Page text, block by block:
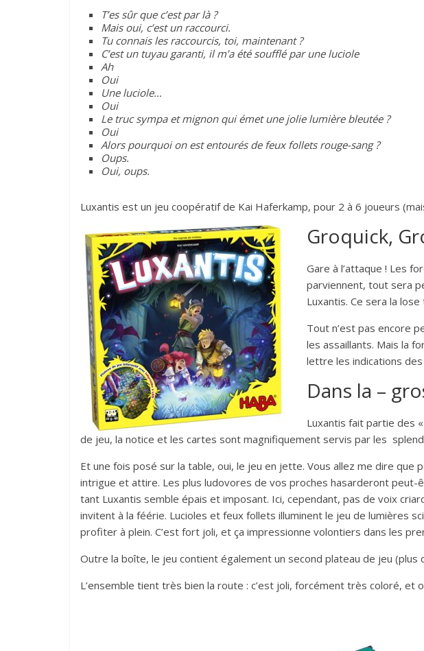
T’es sûr que c’est par là ?
Mais oui, c’est un raccourci.
Tu connais les raccourcis, toi, maintenant ?
C’est un tuyau garanti, il m’a été soufflé par une luciole
Ah
Oui
Une luciole…
Oui
Le truc sympa et mignon qui émet une jolie lumière bleutée ?
Oui
Alors pourquoi on est entourés de feux follets rouge-sang ?
Oups.
Oui, oups.
Luxantis est un jeu coopératif de Kai Haferkamp, pour 2 à 6 joueurs
Groquick,
Gare à l’attaque ! Les
parviennent, tout sera
Luxantis. Ce sera la
Tout n’est pas encore
les assaillants. Mais la
lettre les indications
Dans la –
Luxantis fait partie des
de jeu, la notice et les cartes sont magnifiquement servis par les
Et une fois posé sur la table, oui, le jeu en jette. Vous allez me dire que
intrigue et attire. Les plus ludovores de vos proches hasarderont peut-
tant Luxantis semble épais et imposant. Ici, cependant, pas de voix
invitent à la féérie. Lucioles et feux follets illuminent le jeu de lumières
profiter à plein. C’est fort joli, et ça impressionne volontiers dans les
Outre la boîte, le jeu contient également un second plateau de jeu
L’ensemble tient très bien la route : c’est joli, forcément très coloré, et